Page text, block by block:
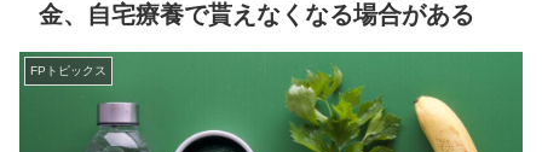
金、自宅療養で貰えなくなる場合がある
FPトピックス